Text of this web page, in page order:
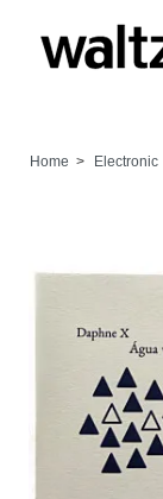
Home > Electronic